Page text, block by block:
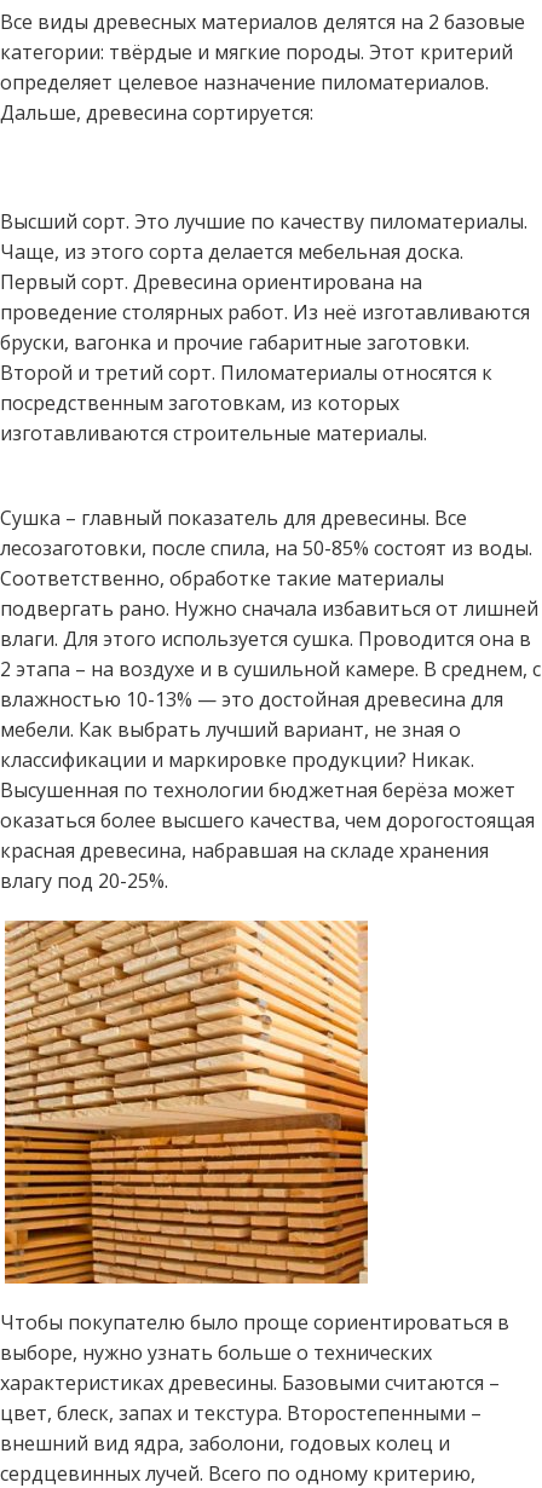
Все виды древесных материалов делятся на 2 базовые
категории: твёрдые и мягкие породы. Этот критерий
определяет целевое назначение пиломатериалов.
Дальше, древесина сортируется:
Высший сорт. Это лучшие по качеству пиломатериалы.
Чаще, из этого сорта делается мебельная доска.
Первый сорт. Древесина ориентирована на
проведение столярных работ. Из неё изготавливаются
бруски, вагонка и прочие габаритные заготовки.
Второй и третий сорт. Пиломатериалы относятся к
посредственным заготовкам, из которых
изготавливаются строительные материалы.
Сушка – главный показатель для древесины. Все
лесозаготовки, после спила, на 50-85% состоят из воды.
Соответственно, обработке такие материалы
подвергать рано. Нужно сначала избавиться от лишней
влаги. Для этого используется сушка. Проводится она в
2 этапа – на воздухе и в сушильной камере. В среднем, с
влажностью 10-13% — это достойная древесина для
мебели. Как выбрать лучший вариант, не зная о
классификации и маркировке продукции? Никак.
Высушенная по технологии бюджетная берёза может
оказаться более высшего качества, чем дорогостоящая
красная древесина, набравшая на складе хранения
влагу под 20-25%.
Чтобы покупателю было проще сориентироваться в
выборе, нужно узнать больше о технических
характеристиках древесины. Базовыми считаются –
цвет, блеск, запах и текстура. Второстепенными –
внешний вид ядра, заболони, годовых колец и
сердцевинных лучей. Всего по одному критерию,